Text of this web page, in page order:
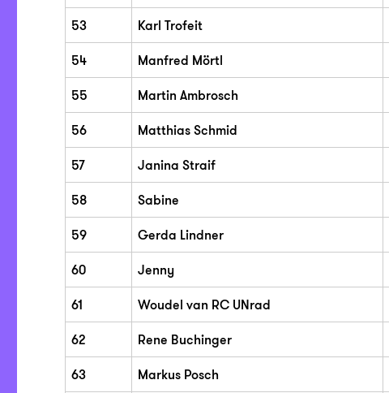
53 Karl Trofeit
54 Manfred Mörtl
55 Martin Ambrosch
56 Matthias Schmid
57 Janina Straif
58 Sabine
59 Gerda Lindner
60 Jenny
61 Woudel van RC UNrad
62 Rene Buchinger
63 Markus Posch